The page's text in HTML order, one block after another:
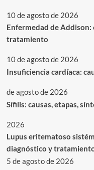
10 de agosto de 2026
Enfermedad de Addison:
tratamiento
10 de agosto de 2026
Insuficiencia cardíaca:
de agosto de 2026
Sífilis: causas, etapas,
2026
Lupus eritematoso
diagnóstico y
5 de agosto de 2026